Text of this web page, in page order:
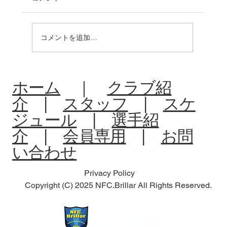
コメントを追加…
ホーム ｜ クラブ紹
介
スタッフ
スケ
ジュール
選手紹
介 |会員専用
お問
い合わせ
Privacy Policy
Copyright (C) 2025 NFC.Brillar All Rights Reserved.